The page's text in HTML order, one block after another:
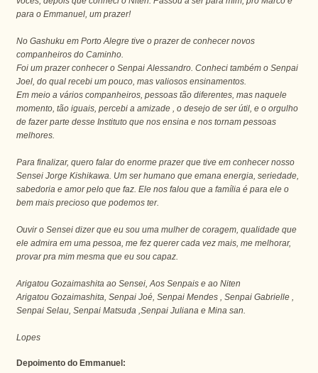
para o Emmanuel, um prazer!
No Gashuku em Porto Alegre tive o prazer de conhecer novos
companheiros do Caminho.
Foi um prazer conhecer o Senpai Alessandro. Conheci também o Senpai
Joel, do qual recebi um pouco, mas valiosos ensinamentos.
Em meio a vários companheiros, pessoas tão diferentes, mas naquele
momento, tão iguais, percebi a amizade , o desejo de ser útil, e o orgulho
de fazer parte desse Instituto que nos ensina e nos tornam pessoas
melhores.
Para finalizar, quero falar do enorme prazer que tive em conhecer nosso
Sensei Jorge Kishikawa. Um ser humano que emana energia, seriedade,
sabedoria e amor pelo que faz. Ele nos falou que a família é para ele o
bem mais precioso que podemos ter.
Ouvir o Sensei dizer que eu sou uma mulher de coragem, qualidade que
ele admira em uma pessoa, me fez querer cada vez mais, me melhorar,
provar pra mim mesma que eu sou capaz.
Arigatou Gozaimashita ao Sensei, Aos Senpais e ao Niten
Arigatou Gozaimashita, Senpai Joé, Senpai Mendes , Senpai Gabrielle ,
Senpai Selau, Senpai Matsuda ,Senpai Juliana e Mina san.
Lopes
Depoimento do Emmanuel: